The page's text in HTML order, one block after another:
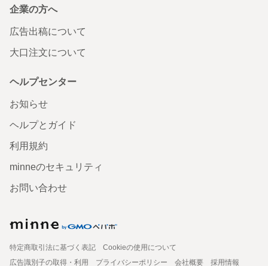
企業の方へ
広告出稿について
大口注文について
ヘルプセンター
お知らせ
ヘルプとガイド
利用規約
minneのセキュリティ
お問い合わせ
特定商取引法に基づく表記
Cookieの使用について
広告識別子の取得・利用
プライバシーポリシー 会社概要
採用情報